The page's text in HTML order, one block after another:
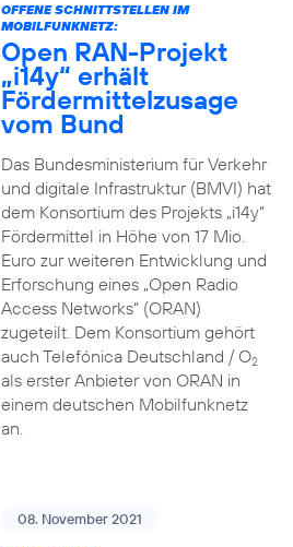
OFFENE SCHNITTSTELLEN IM
MOBILFUNKNETZ:
Open RAN-Projekt
„i14y“ erhält
Fördermittelzusage
vom Bund
Das Bundesministerium für Verkehr
und digitale Infrastruktur (BMVI) hat
dem Konsortium des Projekts „i14y“
Fördermittel in Höhe von 17 Mio.
Euro zur weiteren Entwicklung und
Erforschung eines „Open Radio
Access Networks“ (ORAN)
zugeteilt. Dem Konsortium gehört
auch Telefónica Deutschland / O2
als erster Anbieter von ORAN in
einem deutschen Mobilfunknetz
an.
08. November 2021